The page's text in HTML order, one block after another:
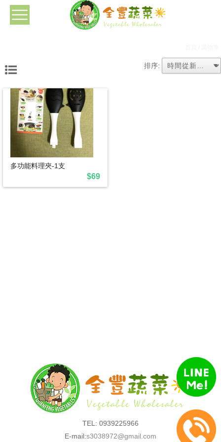
排序:
多功能料理夾-1支
$69
TEL: 0939225966
E-mail:s3038972@gmail.com